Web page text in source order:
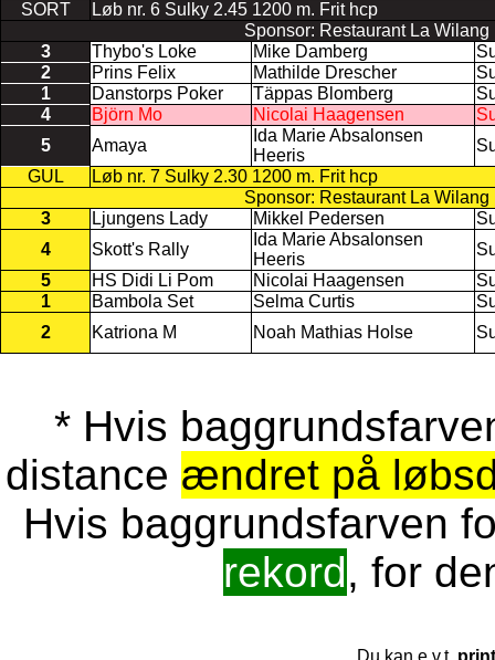
SORT
Løb nr. 6 Sulky 2.45 1200 m. Frit hcp
Sponsor: Restaurant La Wilang
3
Thybo's Loke Mike Damberg
2
Prins Felix Mathilde Drescher
1
Danstorps Poker Täppas Blomberg
4
Björn Mo Nicolai Haagensen
5
Amaya
Ida Marie Absalonsen
Heeris
GUL
Løb nr. 7 Sulky 2.30 1200 m. Frit hcp
Sponsor: Restaurant La Wilang
3
Ljungens Lady Mikkel Pedersen
4
Skott's Rally
Ida Marie Absalonsen
Heeris
5
HS Didi Li Pom Nicolai Haagensen
1
Bambola Set Selma Curtis
2
Katriona M Noah Mathias Holse
* Hvis
distance ændret på
Hvis baggrundsfarven
rekord, for
Du kan e.v.t.